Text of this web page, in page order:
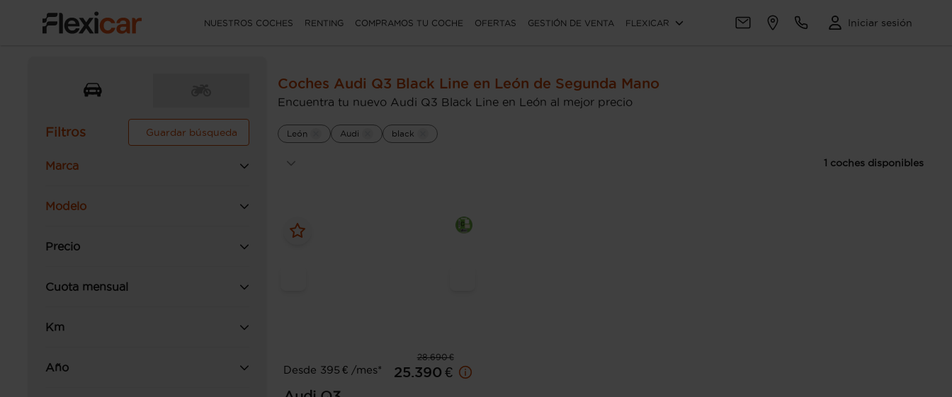
NUESTROS COCHES RENTING COMPRAMOS TU COCHE OFERTAS GESTIÓN DE VENTA FLEXICAR Iniciar sesión
Filtros Guardar búsqueda
Marca
Modelo
Precio
Cuota mensual
Km
Año
Coches Audi Q3 Black Line en León de Segunda Mano
Encuentra tu nuevo Audi Q3 Black Line en León al mejor precio
León Audi black
1 coches disponibles
28.690 €
Desde 395 € /mes*
25.390 €